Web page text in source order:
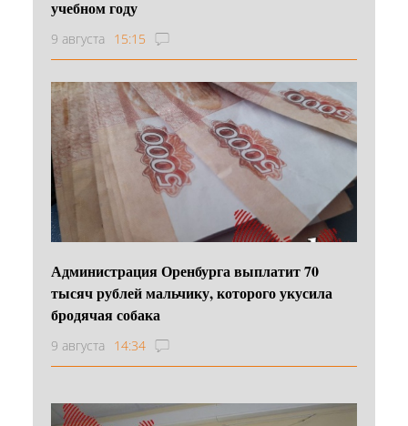
учебном году
9 августа 15:15
Администрация Оренбурга выплатит 70
тысяч рублей мальчику, которого укусила
бродячая собака
9 августа 14:34